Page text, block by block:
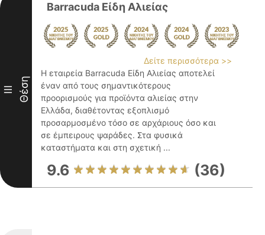
III Θέση
Barracuda Είδη Αλιείας
Δείτε περισσότερα >>
Η εταιρεία Barracuda Είδη Αλιείας αποτελεί
έναν από τους σημαντικότερους
προορισμούς για προϊόντα αλιείας στην
Ελλάδα, διαθέτοντας εξοπλισμό
προσαρμοσμένο τόσο σε αρχάριους όσο και
σε έμπειρους ψαράδες. Στα φυσικά
καταστήματα και στη σχετική ...
9.6 (36)